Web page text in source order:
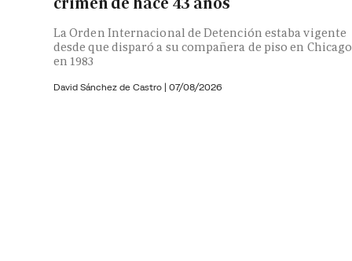
La Orden Internacional de Detención estaba vigente
desde que disparó a su compañera de piso en Chicago
en 1983
David Sánchez de Castro | 07/08/2026